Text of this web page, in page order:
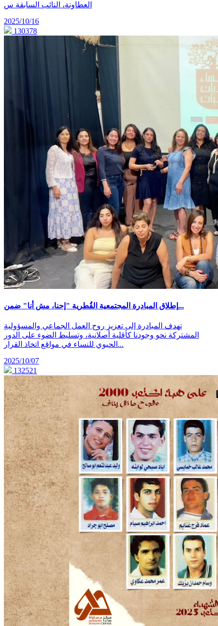
العطاونة، النائب السابقة س
2025/10/16
130378
إطلاق المبادرة المجتمعية القُطرية "إحنا، مش أنا" ضمن...
تهدف المبادرة إلى تعزيز روح العمل الجماعي والمسؤولية
المشتركة نحو وجودنا كأقلية أصلانية، وتسليط الضوء على الدور
الحيوي للنساء في مواقع اتخاذ القرار...
2025/10/07
132521